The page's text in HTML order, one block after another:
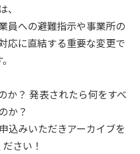
、
員への避難指示や事業所の
応に直結する重要な変更で
か？ 発表されたら何をすべ
か？
込みいただきアーカイブを
さい！